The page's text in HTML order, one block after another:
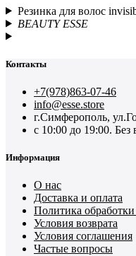
Резинка для волос
BEAUTY ESSE
Контакты
+7(978)863-07-46
info@esse.store
г.Симферополь,
с 10:00 до 19:00.
Информация
О нас
Доставка и оплата
Политика
Условия возврата
Условия соглашения
Частые вопросы